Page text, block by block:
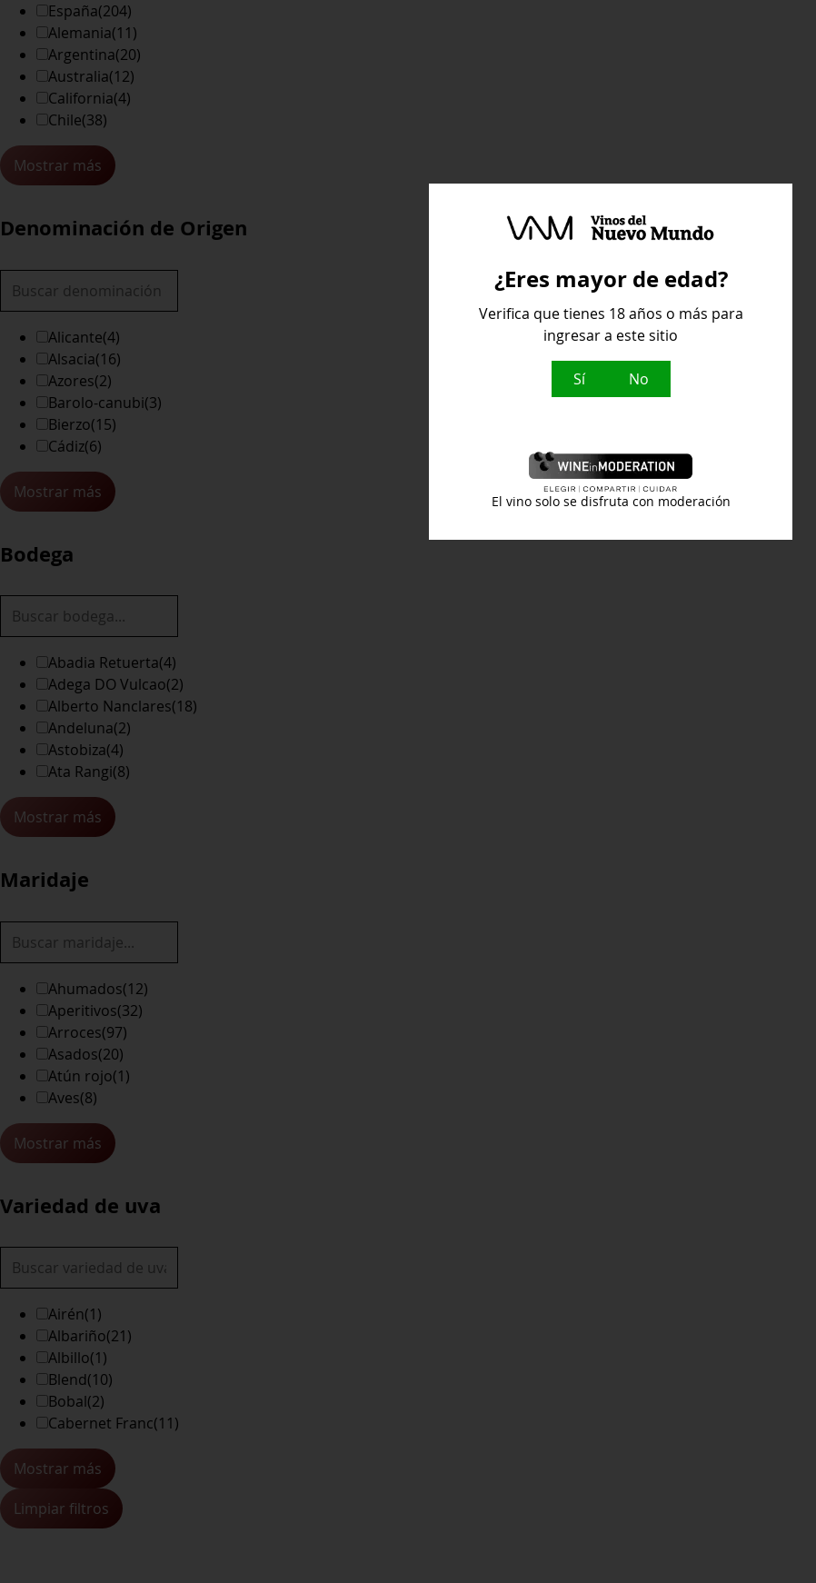
España(204)
Alemania(11)
Argentina(20)
Australia(12)
California(4)
Chile(38)
Mostrar más
Denominación de Origen
Alicante(4)
Alsacia(16)
Azores(2)
Barolo-canubi(3)
Bierzo(15)
Cádiz(6)
Mostrar más
Bodega
Abadia Retuerta(4)
Adega DO Vulcao(2)
Alberto Nanclares(18)
Andeluna(2)
Astobiza(4)
Ata Rangi(8)
Mostrar más
Maridaje
Ahumados(12)
Aperitivos(32)
Arroces(97)
Asados(20)
Atún rojo(1)
Aves(8)
Mostrar más
Variedad de uva
Airén(1)
Albariño(21)
Albillo(1)
Blend(10)
Bobal(2)
Cabernet Franc(11)
Mostrar más
Limpiar filtros
¿Eres mayor de edad?
Verifica que tienes 18 años o más para
ingresar a este sitio
Sí No
El vino solo se disfruta con moderación